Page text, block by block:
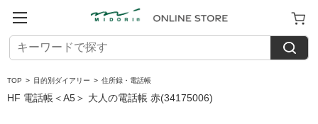
TOP > 目的別ダイアリー > 住所録・電話帳
HF 電話帳＜A5＞ 大人の電話帳 赤(34175006)